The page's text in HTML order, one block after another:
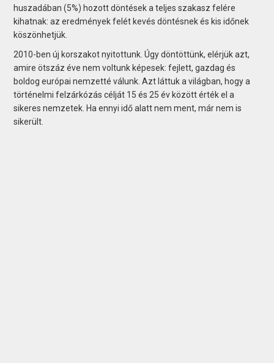
huszadában (5%) hozott döntések a teljes szakasz felére
kihatnak: az eredmények felét kevés döntésnek és kis időnek
köszönhetjük.
2010-ben új korszakot nyitottunk. Úgy döntöttünk, elérjük azt,
amire ötszáz éve nem voltunk képesek: fejlett, gazdag és
boldog európai nemzetté válunk. Azt láttuk a világban, hogy a
történelmi felzárkózás célját 15 és 25 év között érték el a
sikeres nemzetek. Ha ennyi idő alatt nem ment, már nem is
sikerült.